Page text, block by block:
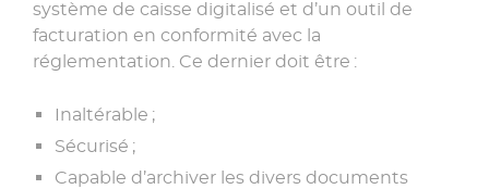
système de caisse digitalisé et d’un outil de
facturation en conformité avec la
réglementation. Ce dernier doit être :
Inaltérable ;
Sécurisé ;
Capable d’archiver les divers documents